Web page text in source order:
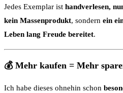
Jedes Exemplar ist handverlesen,
kein Massenprodukt, sondern ein
Leben lang Freude bereitet.
💰 Mehr kaufen = Mehr
Ich habe dieses ohnehin schon